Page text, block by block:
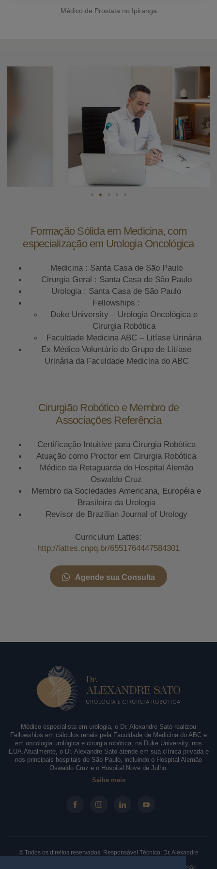
Médico de Prostata no Ipiranga
Formação Sólida em Medicina, com
especialização em Urologia Oncológica
Medicina : Santa Casa de São Paulo
Cirurgia Geral : Santa Casa de São Paulo
Urologia : Santa Casa de São Paulo
Fellowships :
Duke University – Urologia Oncológica e
Cirurgia Robótica
Faculdade Medicina ABC – Litíase Urinária
Ex Médico Voluntário do Grupo de Litíase
Urinária da Faculdade Medicina do ABC
Cirurgião Robótico e Membro de
Associações Referência
Certificação Intuitive para Cirurgia Robótica
Atuação como Proctor em Cirurgia Robótica
Médico da Retaguarda do Hospital Alemão
Oswaldo Cruz
Membro da Sociedades Americana, Européia e
Brasileira da Urologia
Revisor de Brazilian Journal of Urology
Curriculum Lattes:
http://lattes.cnpq.br/6551764447584301
Agende sua Consulta
Médico especialista em urologia, o Dr. Alexandre Sato realizou
Fellowships em cálculos renais pela Faculdade de Medicina do ABC e
em oncologia urológica e cirurgia robótica, na Duke University, nos
EUA.Atualmente, o Dr. Alexandre Sato atende em sua clínica privada e
nos principais hospitais de São Paulo, incluindo o Hospital Alemão
Oswaldo Cruz e o Hospital Nove de Julho.
Saiba mais
© Todos os direitos reservados. Responsável Técnico: Dr. Alexandre